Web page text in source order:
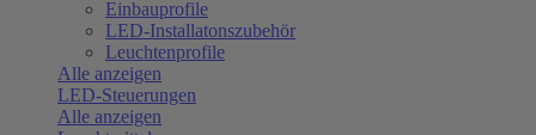
Einbauprofile
LED-Installatonszubehör
Leuchtenprofile
Alle anzeigen
LED-Steuerungen
Alle anzeigen